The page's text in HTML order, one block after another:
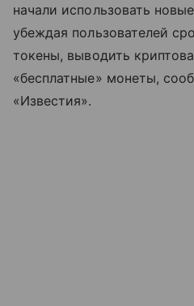
начали использовать
убеждая пользователей
токены, выводить
«бесплатные» монеты,
«Известия».